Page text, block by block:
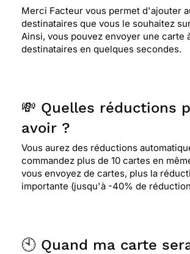
Merci Facteur vous permet d'ajouter
destinataires que vous le souhaitez
Ainsi, vous pouvez envoyer une carte
destinataires en quelques secondes.
💸 Quelles réductions
avoir ?
Vous aurez des réductions
commandez plus de 10 cartes en
vous envoyez de cartes, plus la
importante (jusqu'à -40% de
🕙 Quand ma carte